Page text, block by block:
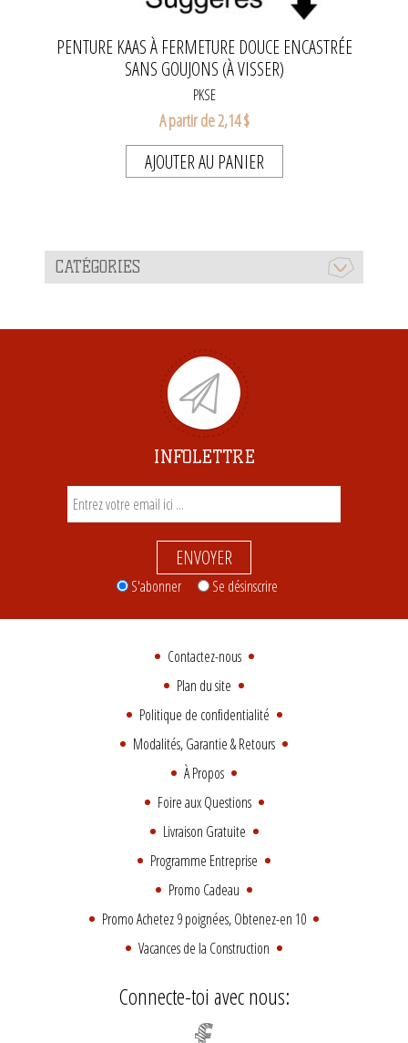
PENTURE KAAS À FERMETURE DOUCE ENCASTRÉE
SANS GOUJONS (À VISSER)
PKSE
A partir de 2,14 $
AJOUTER AU PANIER
CATÉGORIES
INFOLETTRE
ENVOYER
S'abonner Se désinscrire
Contactez-nous
Plan du site
Politique de confidentialité
Modalités, Garantie & Retours
À Propos
Foire aux Questions
Livraison Gratuite
Programme Entreprise
Promo Cadeau
Promo Achetez 9 poignées, Obtenez-en 10
Vacances de la Construction
Connecte-toi avec nous: